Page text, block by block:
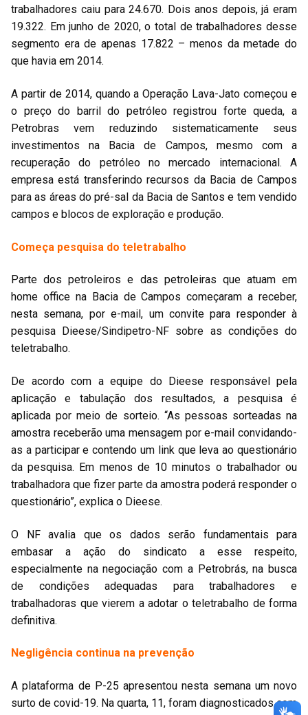
trabalhadores caiu para 24.670. Dois anos depois, já eram
19.322. Em junho de 2020, o total de trabalhadores desse
segmento era de apenas 17.822 – menos da metade do
que havia em 2014.
A partir de 2014, quando a Operação Lava-Jato começou e
o preço do barril do petróleo registrou forte queda, a
Petrobras vem reduzindo sistematicamente seus
investimentos na Bacia de Campos, mesmo com a
recuperação do petróleo no mercado internacional. A
empresa está transferindo recursos da Bacia de Campos
para as áreas do pré-sal da Bacia de Santos e tem vendido
campos e blocos de exploração e produção.
Começa pesquisa do teletrabalho
Parte dos petroleiros e das petroleiras que atuam em
home office na Bacia de Campos começaram a receber,
nesta semana, por e-mail, um convite para responder à
pesquisa Dieese/Sindipetro-NF sobre as condições do
teletrabalho.
De acordo com a equipe do Dieese responsável pela
aplicação e tabulação dos resultados, a pesquisa é
aplicada por meio de sorteio. “As pessoas sorteadas na
amostra receberão uma mensagem por e-mail convidando-
as a participar e contendo um link que leva ao questionário
da pesquisa. Em menos de 10 minutos o trabalhador ou
trabalhadora que fizer parte da amostra poderá responder o
questionário”, explica o Dieese.
O NF avalia que os dados serão fundamentais para
embasar a ação do sindicato a esse respeito,
especialmente na negociação com a Petrobrás, na busca
de condições adequadas para trabalhadores e
trabalhadoras que vierem a adotar o teletrabalho de forma
definitiva.
Negligência continua na prevenção
A plataforma de P-25 apresentou nesta semana um novo
surto de covid-19. Na quarta, 11, foram diagnosticados com